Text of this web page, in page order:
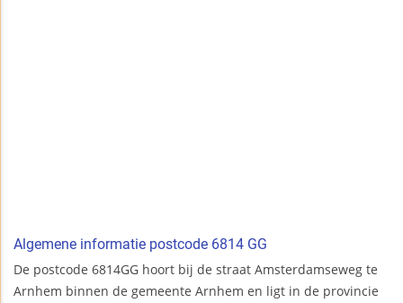
Algemene informatie postcode 6814 GG
De postcode 6814GG hoort bij de straat Amsterdamseweg te
Arnhem binnen de gemeente Arnhem en ligt in de provincie